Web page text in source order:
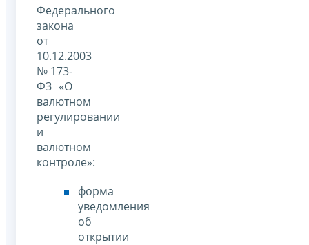
Федерального
закона
от
10.12.2003
№ 173-
ФЗ «О
валютном
регулировании
и
валютном
контроле»:
форма
уведомления
об
открытии